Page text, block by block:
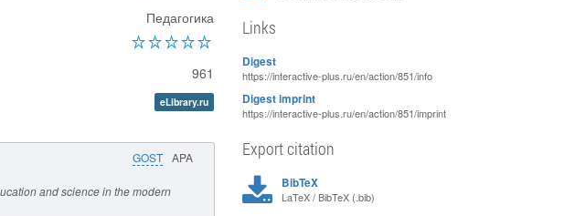
Педагогика
961
eLibrary.ru
GOST APA
and science in the modern
Links
Digest
https://interactive-plus.ru/en/action/851/info
Digest imprint
https://interactive-plus.ru/en/action/851/imprint
Export citation
BibTeX
LaTeX / BibTeX (.bib)